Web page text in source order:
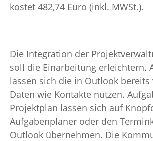
kostet 482,74 Euro (inkl. MWSt.).
Die Integration der
soll die Einarbeitung erleichtern.
lassen sich die in Outlook bereits
Daten wie Kontakte nutzen.
Projektplan lassen sich auf
Aufgabenplaner oder den
Outlook übernehmen. Die